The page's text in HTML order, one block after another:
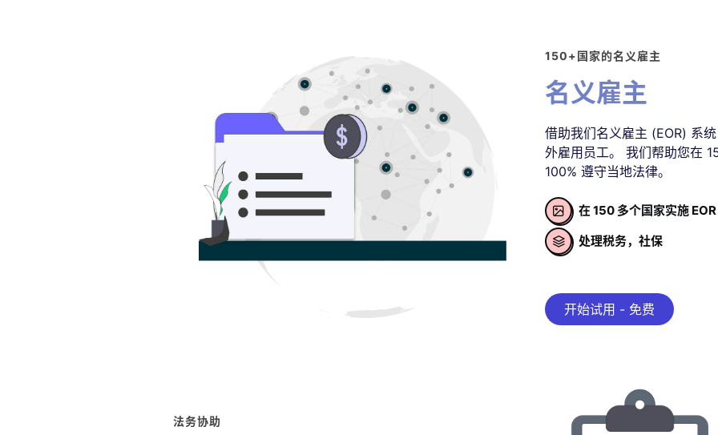
150+国家的名义雇主
名义雇主
借助我们名义雇主 (EOR) 系
外雇用员工。 我们帮助您在
100% 遵守当地法律。
 在 150 多个国家实施 EOR
 处理税务，社保
开始试用 - 免费
法务协助